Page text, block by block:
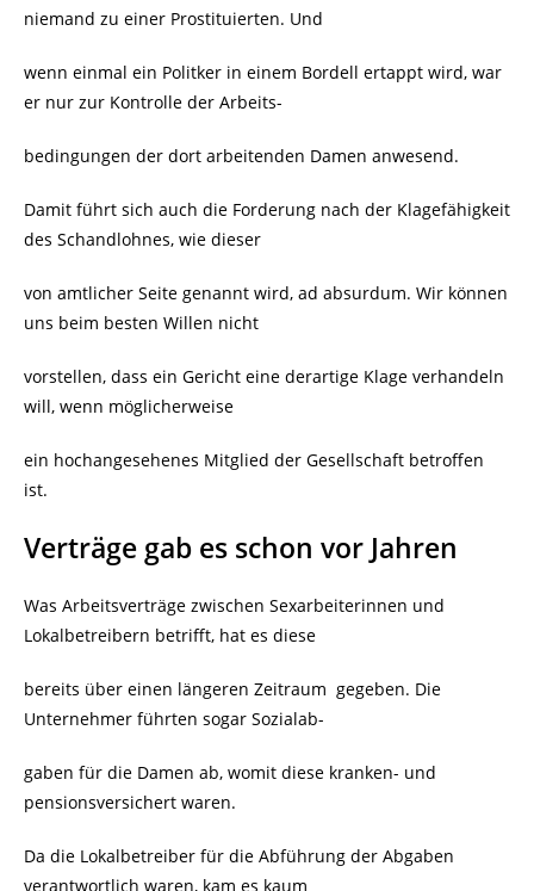
niemand zu einer Prostituierten. Und
wenn einmal ein Politker in einem Bordell ertappt wird, war
er nur zur Kontrolle der Arbeits-
bedingungen der dort arbeitenden Damen anwesend.
Damit führt sich auch die Forderung nach der Klagefähigkeit
des Schandlohnes, wie dieser
von amtlicher Seite genannt wird, ad absurdum. Wir können
uns beim besten Willen nicht
vorstellen, dass ein Gericht eine derartige Klage verhandeln
will, wenn möglicherweise
ein hochangesehenes Mitglied der Gesellschaft betroffen
ist.
Verträge gab es schon vor Jahren
Was Arbeitsverträge zwischen Sexarbeiterinnen und
Lokalbetreibern betrifft, hat es diese
bereits über einen längeren Zeitraum gegeben. Die
Unternehmer führten sogar Sozialab-
gaben für die Damen ab, womit diese kranken- und
pensionsversichert waren.
Da die Lokalbetreiber für die Abführung der Abgaben
verantwortlich waren, kam es kaum